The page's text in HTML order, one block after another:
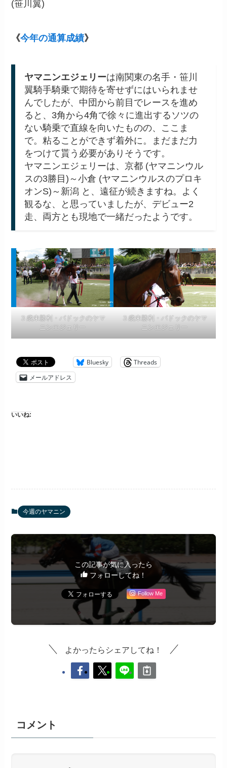
(笹川翼)
《今年の通算成績》
ヤマニンエジェリーは南関東の名手・笹川
翼騎手騎乗で期待を寄せずにはいられませ
んでしたが、中団から前目でレースを進め
ると、3角から4角で徐々に進出するソツの
ない騎乗で直線を向いたものの、ここま
で。粘ることができず着外に。まだまだ力
をつけて貰う必要がありそうです。
ヤマニンエジェリーは、京都 (ヤマニンウル
スの3勝目)～小倉 (ヤマニンウルスのプロキ
オンS)～新潟 と、遠征が続きますね。よく
観るな、と思っていましたが、デビュー2
走、両方とも現地で一緒だったようです。
３歳未勝利・パドックのヤマ
ニンエジェリー
３歳未勝利・パドックのヤマ
ニンエジェリー
Bluesky
Threads
メールアドレス
いいね:
今週のヤマニン
この記事が気に入ったら
フォローしてね！
Follow Me
よかったらシェアしてね！
コメント